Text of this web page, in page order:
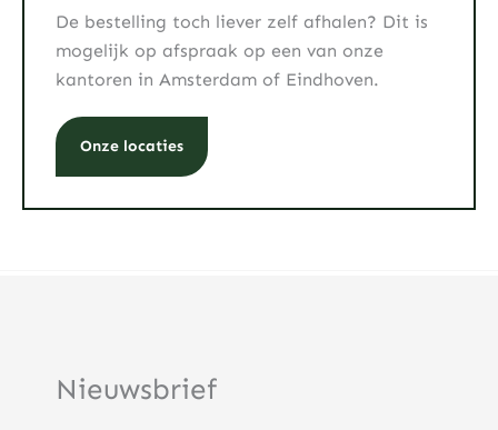
De bestelling toch liever zelf afhalen? Dit is
mogelijk op afspraak op een van onze
kantoren in Amsterdam of Eindhoven.
Onze locaties
Nieuwsbrief